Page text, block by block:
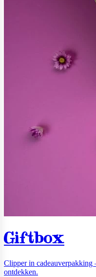
Giftbox
Clipper in
ontdekken.